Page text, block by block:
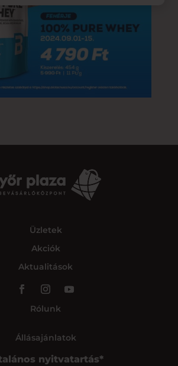
Üzletek
Akciók
Aktualitások
Rólunk
Állásajánlatok
nyitvatartás*